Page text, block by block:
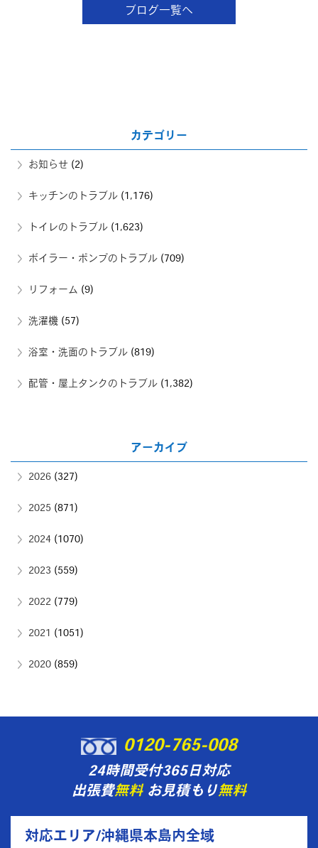
ブログ一覧へ
カテゴリー
お知らせ (2)
キッチンのトラブル (1,176)
トイレのトラブル (1,623)
ボイラー・ポンプのトラブル (709)
リフォーム (9)
洗濯機 (57)
浴室・洗面のトラブル (819)
配管・屋上タンクのトラブル (1,382)
アーカイブ
2026 (327)
2025 (871)
2024 (1070)
2023 (559)
2022 (779)
2021 (1051)
2020 (859)
0120-765-008
24時間受付365日対応
出張費無料お見積もり無料
対応エリア/沖縄県本島内全域